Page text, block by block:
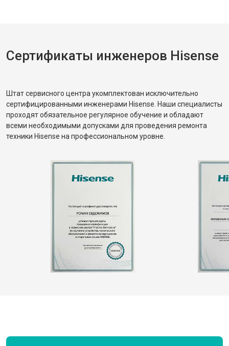
Сертификаты инженеров Hisense
Штат сервисного центра укомплектован исключительно
сертифицированными инженерами Hisense. Наши специалисты
проходят обязательное регулярное обучение и обладают
всеми необходимыми допусками для проведения ремонта
техники Hisense на профессиональном уровне.